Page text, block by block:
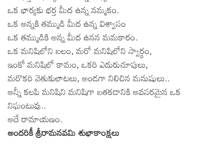
ఒక భార్యకు భర్త మీద ఉన్న నమ్మకం.
ఒక అన్నకి తమ్ముడి మీద ఉన్న విశ్వాసం
ఒక తమ్ముడికి అన్న మీద ఉనన మమకారం.
ఒక మనిషిలోని బలం, మరో మనిషిలోని స్వార్థం,
ఇంకో మనిషిలో కామం, ఒకరి ఎదురుచూపులు,
మరొకరి వెతుకులాటలు, అండగా నిలిచిన మనుషులు..
అన్నీ కలపి మనిషిని మనిషిగా బతకడానికి అవసరమైన ఒక
నిఘంటువు..
అదే రామాయణం.
అందరికీ శ్రీరామనవమి శుభాకాంక్షలు